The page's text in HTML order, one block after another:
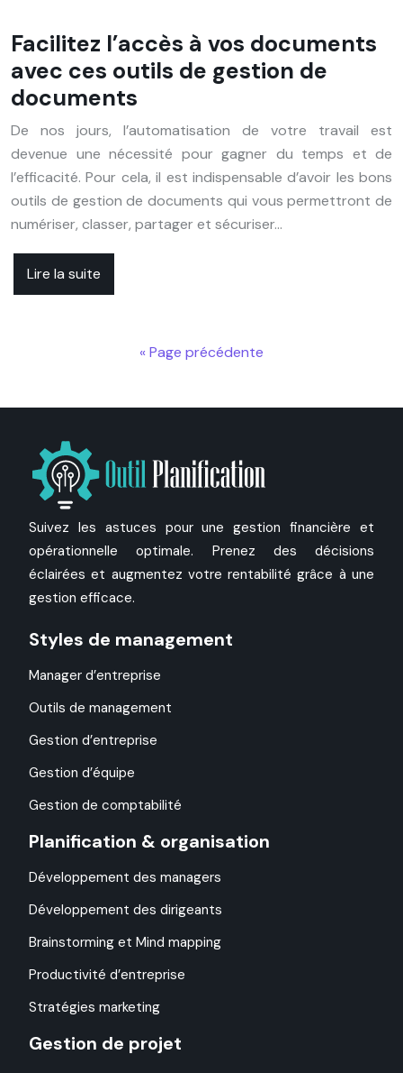
Facilitez l’accès à vos documents
avec ces outils de gestion de
documents
De nos jours, l’automatisation de votre travail est
devenue une nécessité pour gagner du temps et de
l’efficacité. Pour cela, il est indispensable d’avoir les bons
outils de gestion de documents qui vous permettront de
numériser, classer, partager et sécuriser…
Lire la suite
« Page précédente
Suivez les astuces pour une gestion financière et
opérationnelle optimale. Prenez des décisions
éclairées et augmentez votre rentabilité grâce à une
gestion efficace.
Styles de management
Manager d’entreprise
Outils de management
Gestion d’entreprise
Gestion d’équipe
Gestion de comptabilité
Planification & organisation
Développement des managers
Développement des dirigeants
Brainstorming et Mind mapping
Productivité d’entreprise
Stratégies marketing
Gestion de projet